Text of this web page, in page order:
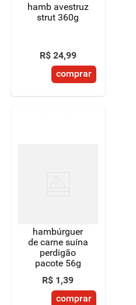
hamb avestruz
strut 360g
R$ 24,99
comprar
hambúrguer
de carne suína
perdigão
pacote 56g
R$ 1,39
comprar